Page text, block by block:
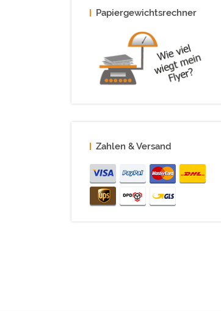
Papiergewichtsrechner
Zahlen & Versand